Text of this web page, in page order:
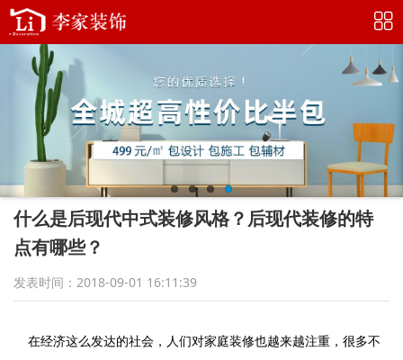
什么是后现代中式装修风格？后现代装修的特
点有哪些？
发表时间：2018-09-01 16:11:39
在经济这么发达的社会，人们对家庭装修也越来越注重，很多不